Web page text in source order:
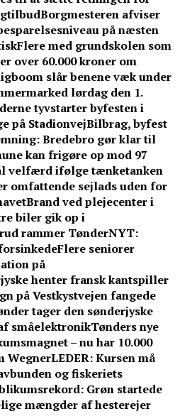
Borgmesteren afviser
på næsten
Flere med grundskolen som
over 60.000 kroner om
slår benene væk under
lørdag den 1.
tyvstarter byfesten i
på StadionvejBilbrag, byfest
Bredebro gør klar til
kan frigøre op mod 97
velfærd ifølge tænketanken
omfattende sejlads uden for
Brand ved plejecenter i
biler gik op i
rammer TønderNYT:
Flere seniorer
på
henter fransk kantspiller
på Vestkystvejen fangede
tager den sønderjyske
småelektronikTønders nye
– nu har 10.000
WegnerLEDER: Kursen må
og fiskeriets
Grøn startede
mængder af hesterejer